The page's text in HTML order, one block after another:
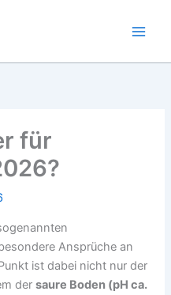
für
Ansprüche an
ist dabei nicht nur der
dersaure Boden (pH ca.